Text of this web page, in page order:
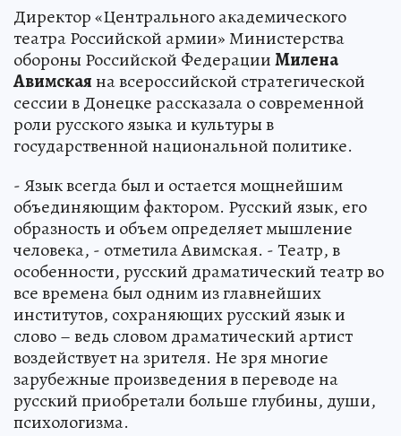
Директор «Центрального академического
театра Российской армии» Министерства
обороны Российской ФедерацииМилена
Авимскаяна всероссийской стратегической
сессии в Донецке рассказала о современной
роли русского языка и культуры в
государственной национальной политике.
- Язык всегда был и остается мощнейшим
объединяющим фактором. Русский язык, его
образность и объем определяет мышление
человека, - отметила Авимская. - Театр, в
особенности, русский драматический театр во
все времена был одним из главнейших
институтов, сохраняющих русский язык и
слово – ведь словом драматический артист
воздействует на зрителя. Не зря многие
зарубежные произведения в переводе на
русский приобретали больше глубины, души,
психологизма.